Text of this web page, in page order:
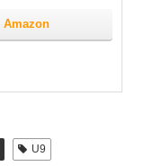
Amazon
U9